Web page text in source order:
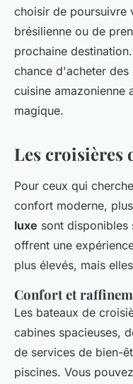
choisir de poursuivre
brésilienne ou de
prochaine
chance d'acheter
cuisine amazonienne
magique.
Les croisières
Pour ceux qui
confort moderne,
luxe sont disponibles
offrent une
plus élevés, mais
Confort et
Les bateaux de
cabines spacieuses,
de services de bien-
piscines. Vous